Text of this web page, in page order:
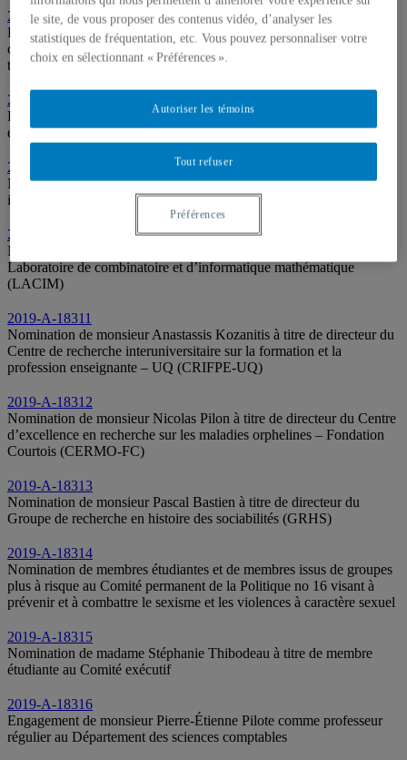
2019-A-18307
Prolongation de la Chaire de recherche UQAM en médecine
comportementale et du mandat de madame Kim Lavoie à titre de
titulaire
2019-A-18308
Prolongation de la Chaire de recherche UQAM sur la transition
écologique et du mandat de monsieur René Audet à titre de titulaire
2019-A-18309
Nomination de monsieur Christian Bégin à titre de directeur
intérimaire du Département de didactique
2019-A-18310
Nomination de monsieur Christophe Hohlweg à titre de directeur du
Laboratoire de combinatoire et d’informatique mathématique
(LACIM)
2019-A-18311
Nomination de monsieur Anastassis Kozanitis à titre de directeur du
Centre de recherche interuniversitaire sur la formation et la
profession enseignante – UQ (CRIFPE-UQ)
2019-A-18312
Nomination de monsieur Nicolas Pilon à titre de directeur du Centre
d’excellence en recherche sur les maladies orphelines – Fondation
Courtois (CERMO-FC)
2019-A-18313
Nomination de monsieur Pascal Bastien à titre de directeur du
Groupe de recherche en histoire des sociabilités (GRHS)
2019-A-18314
Nomination de membres étudiantes et de membres issus de groupes
plus à risque au Comité permanent de la Politique no 16 visant à
prévenir et à combattre le sexisme et les violences à caractère sexuel
2019-A-18315
Nomination de madame Stéphanie Thibodeau à titre de membre
étudiante au Comité exécutif
2019-A-18316
Engagement de monsieur Pierre-Étienne Pilote comme professeur
régulier au Département des sciences comptables
le site, de vous proposer des contenus vidéo, d’analyser les
statistiques de fréquentation, etc. Vous pouvez personnaliser votre
choix en sélectionnant « Préférences ».
Tout refuser
Autoriser les témoins
Préférences